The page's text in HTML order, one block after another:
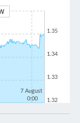
7 August
0:00
1.32
1.33
1.34
1.35